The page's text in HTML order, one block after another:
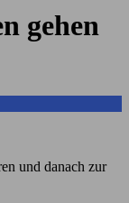
gehen
und danach zur